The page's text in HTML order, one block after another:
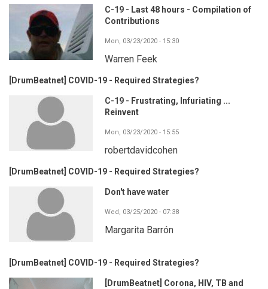
C-19 - Last 48 hours - Compilation of
Contributions
Mon, 03/23/2020 - 15:30
Warren Feek
[DrumBeatnet] COVID-19 - Required Strategies?
C-19 - Frustrating, Infuriating ...
Reinvent
Mon, 03/23/2020 - 15:55
robertdavidcohen
[DrumBeatnet] COVID-19 - Required Strategies?
Don't have water
Wed, 03/25/2020 - 07:38
Margarita Barrón
[DrumBeatnet] COVID-19 - Required Strategies?
[DrumBeatnet] Corona, HIV, TB and